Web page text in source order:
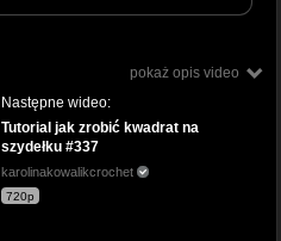
pokaż opis video
Następne wideo:
Tutorial jak zrobić kwadrat na
szydełku #337
karolinakowalikcrochet
720p